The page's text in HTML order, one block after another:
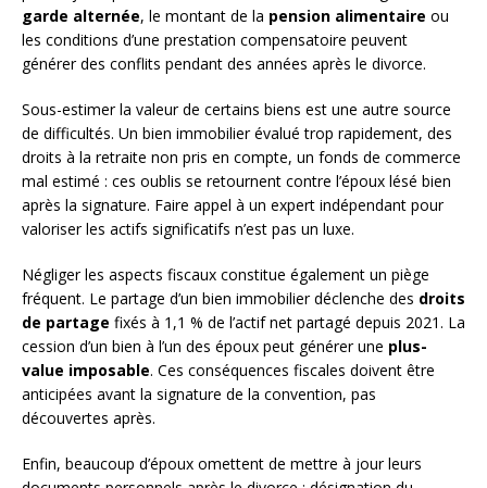
garde alternée, le montant de la pension alimentaire ou
les conditions d’une prestation compensatoire peuvent
générer des conflits pendant des années après le divorce.
Sous-estimer la valeur de certains biens est une autre source
de difficultés. Un bien immobilier évalué trop rapidement, des
droits à la retraite non pris en compte, un fonds de commerce
mal estimé : ces oublis se retournent contre l’époux lésé bien
après la signature. Faire appel à un expert indépendant pour
valoriser les actifs significatifs n’est pas un luxe.
Négliger les aspects fiscaux constitue également un piège
fréquent. Le partage d’un bien immobilier déclenche des droits
de partage fixés à 1,1 % de l’actif net partagé depuis 2021. La
cession d’un bien à l’un des époux peut générer une plus-
value imposable. Ces conséquences fiscales doivent être
anticipées avant la signature de la convention, pas
découvertes après.
Enfin, beaucoup d’époux omettent de mettre à jour leurs